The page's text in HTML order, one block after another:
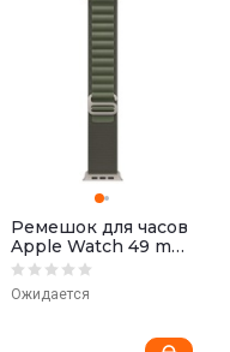
Ремешок для часов
Apple Watch 49 mm
(Green) Alpine Loop
- Small MQE23ZM/A
Ожидается